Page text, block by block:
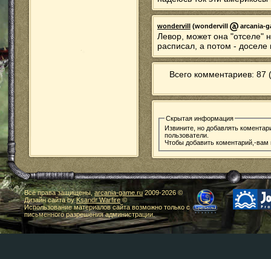
wondervill (wondervill arcania-
Левор, может она "отселе"
расписал, а потом - доселе
Всего комментариев:
Скрытая информация
Извините, но добавлять
пользователи.
Чтобы добавить коментарий,-
Все права защищены,arcania-game.ru2009-2026 ©
Дизайн сайта byKsandr Warfire©
Использование материалов сайта возможно только с
письменного разрешения администрации.